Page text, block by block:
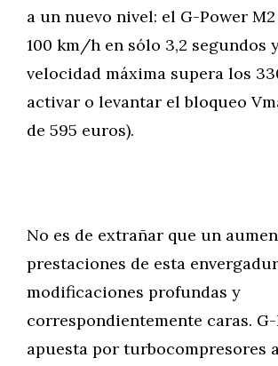
a un nuevo nivel: el G-Power
100 km/h en sólo 3,2 segundos
velocidad máxima supera los
activar o levantar el bloqueo
de 595 euros).
No es de extrañar que un
prestaciones de esta
modificaciones profundas y
correspondientemente caras.
apuesta por turbocompresores